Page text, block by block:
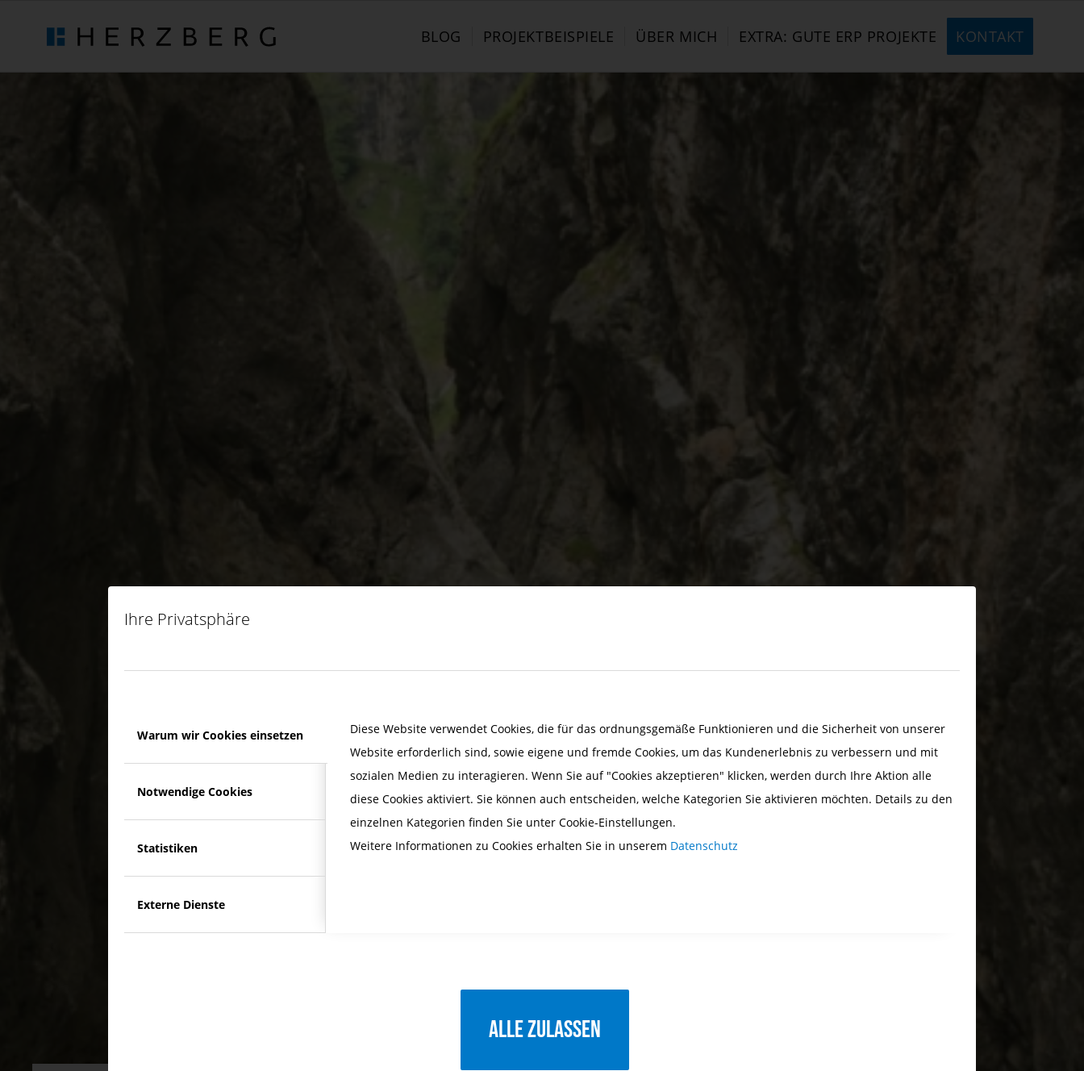
Ihre Privatsphäre
Warum wir Cookies einsetzen
Notwendige Cookies
Statistiken
Externe Dienste
Diese Website verwendet Cookies, die für das ordnungsgemäße Funktionieren und die Sicherheit von unserer
Website erforderlich sind, sowie eigene und fremde Cookies, um das Kundenerlebnis zu verbessern und mit
sozialen Medien zu interagieren. Wenn Sie auf "Cookies akzeptieren" klicken, werden durch Ihre Aktion alle
diese Cookies aktiviert. Sie können auch entscheiden, welche Kategorien Sie aktivieren möchten. Details zu den
einzelnen Kategorien finden Sie unter Cookie-Einstellungen.
Weitere Informationen zu Cookies erhalten Sie in unserem Datenschutz
Alle zulassen
BLOG PROJEKTBEISPIELE ÜBER MICH EXTRA: GUTE ERP PROJEKTE KONTAKT